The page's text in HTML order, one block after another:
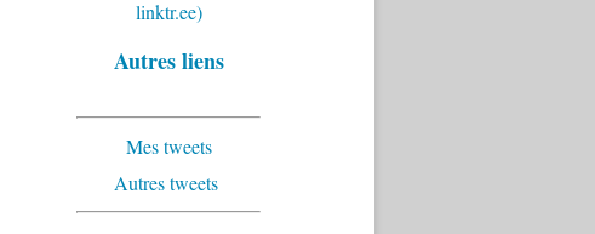
Autres liens
Mes tweets
Autres tweets